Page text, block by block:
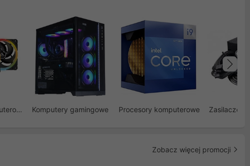
Wentylatory komputerowe Komputery gamingowe Procesory komputerowe Zasilacze
Zobacz więcej promocji